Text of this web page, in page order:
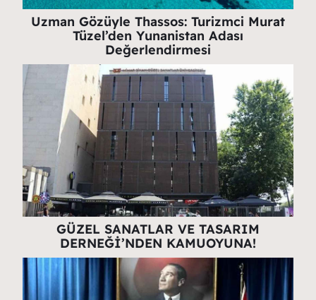
Uzman Gözüyle Thassos: Turizmci Murat
Tüzel’den Yunanistan Adası
Değerlendirmesi
GÜZEL SANATLAR VE TASARIM
DERNEĞİ’NDEN KAMUOYUNA!